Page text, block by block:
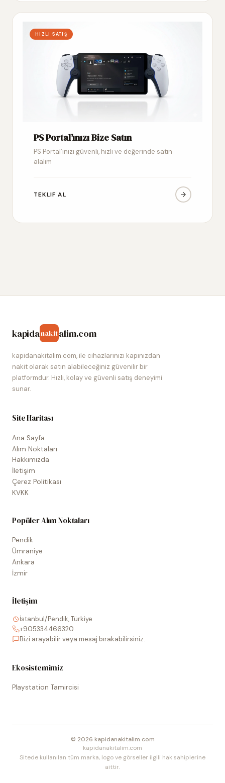
HIZLI SATIŞ
PS Portal’ınızı Bize Satın
PS Portal’ınızı güvenli, hızlı ve değerinde satın
alalım
TEKLIF AL
kapidanakitalim.com
kapidanakitalim.com, ile cihazlarınızı kapınızdan
nakit olarak satın alabileceğiniz güvenilir bir
platformdur. Hızlı, kolay ve güvenli satış deneyimi
sunar.
Site Haritası
Ana Sayfa
Alım Noktaları
Hakkımızda
İletişim
Çerez Politikası
KVKK
Popüler Alım Noktaları
Pendik
Ümraniye
Ankara
İzmir
İletişim
İstanbul/Pendik, Türkiye
+905334466320
Bizi arayabilir veya mesaj bırakabilirsiniz.
Ekosistemimiz
Playstation Tamircisi
© 2026 kapidanakitalim.com
kapidanakitalim.com
Sitede kullanılan tüm marka, logo ve görseller ilgili hak sahiplerine
aittir.